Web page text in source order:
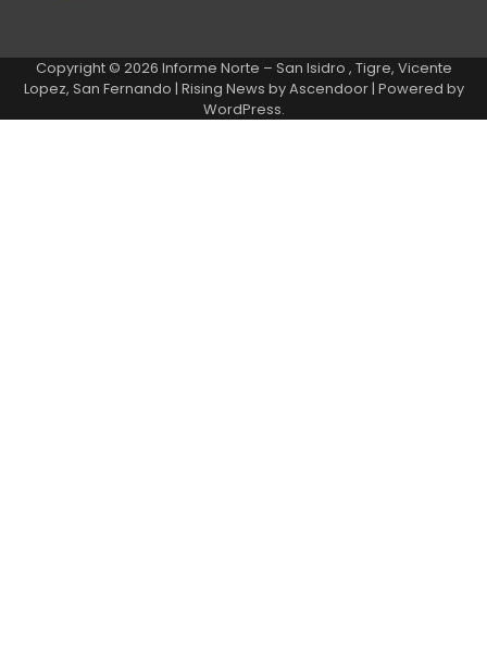
Copyright © 2026 Informe Norte – San Isidro , Tigre, Vicente
Lopez, San Fernando | Rising News byAscendoor| Powered by
WordPress.